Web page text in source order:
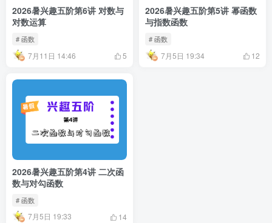
2026暑兴趣五阶第6讲 对数与
对数运算
# 函数
7月11日 14:46 5
2026暑兴趣五阶第5讲 幂函数
与指数函数
# 函数
7月5日 19:34 12
2026暑兴趣五阶第4讲 二次函
数与对勾函数
# 函数
7月5日 19:33 14